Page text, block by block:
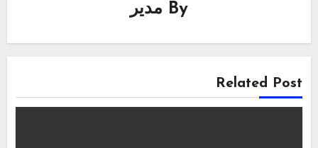
By مدیر
Related Post